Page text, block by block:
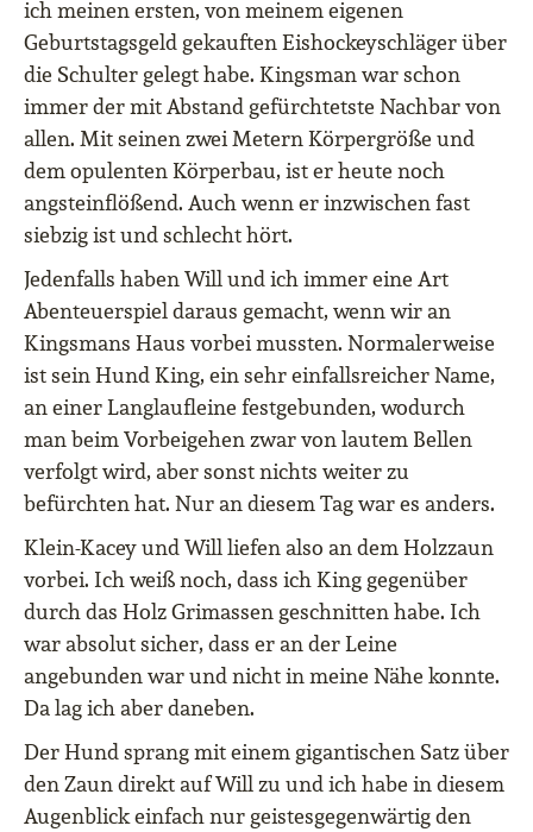
ich meinen ersten, von meinem eigenen
Geburtstagsgeld gekauften Eishockeyschläger über
die Schulter gelegt habe. Kingsman war schon
immer der mit Abstand gefürchtetste Nachbar von
allen. Mit seinen zwei Metern Körpergröße und
dem opulenten Körperbau, ist er heute noch
angsteinflößend. Auch wenn er inzwischen fast
siebzig ist und schlecht hört.
Jedenfalls haben Will und ich immer eine Art
Abenteuerspiel daraus gemacht, wenn wir an
Kingsmans Haus vorbei mussten. Normalerweise
ist sein Hund King, ein sehr einfallsreicher Name,
an einer Langlaufleine festgebunden, wodurch
man beim Vorbeigehen zwar von lautem Bellen
verfolgt wird, aber sonst nichts weiter zu
befürchten hat. Nur an diesem Tag war es anders.
Klein-Kacey und Will liefen also an dem Holzzaun
vorbei. Ich weiß noch, dass ich King gegenüber
durch das Holz Grimassen geschnitten habe. Ich
war absolut sicher, dass er an der Leine
angebunden war und nicht in meine Nähe konnte.
Da lag ich aber daneben.
Der Hund sprang mit einem gigantischen Satz über
den Zaun direkt auf Will zu und ich habe in diesem
Augenblick einfach nur geistesgegenwärtig den